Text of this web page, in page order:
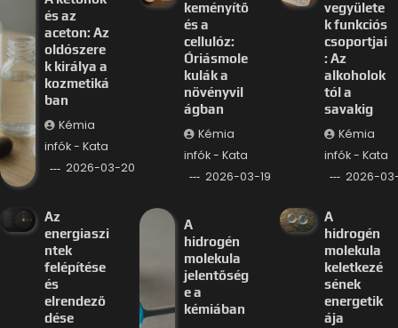
és az
aceton: Az
oldószere
k királya a
kozmetiká
ban
Kémia
infók - Kata
2026-03-20
keményítő
és a
cellulóz:
Óriásmole
kulák a
növényvil
ágban
Kémia
infók - Kata
2026-03-19
vegyülete
k funkciós
csoportjai
: Az
alkoholok
tól a
savakig
Kémia
infók - Kata
2026-
Az
energiaszi
ntek
felépítése
és
elrendező
dése
A
hidrogén
molekula
jelentőség
e a
kémiában
A
hidrogén
molekula
keletkezé
sének
energetik
ája